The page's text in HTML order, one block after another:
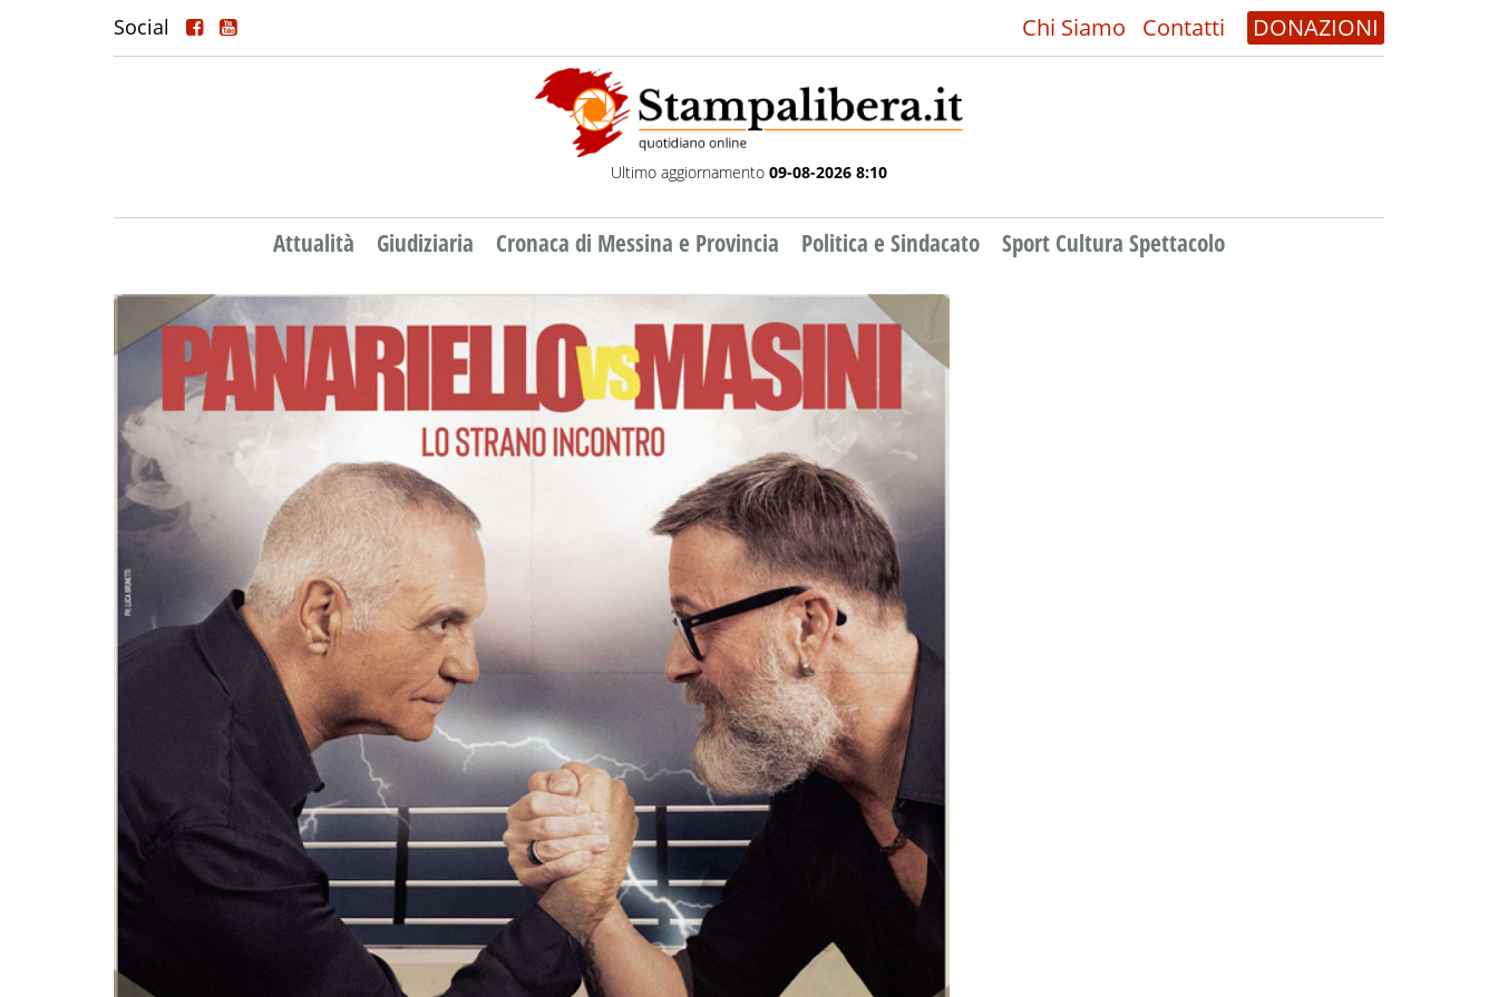
Social Chi Siamo Contatti DONAZIONI
Ultimo aggiornamento 09-08-2026 8:10
Attualità Giudiziaria Cronaca di Messina e Provincia Politica e Sindacato Sport Cultura Spettacolo